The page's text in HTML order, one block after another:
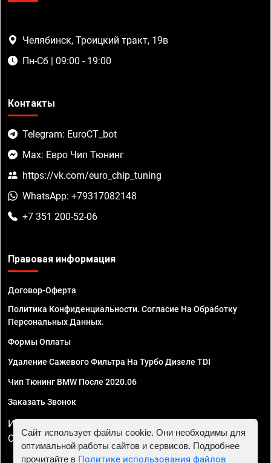
Челябинск, Троицкий тракт, 19в
Пн-Сб | 09:00 - 19:00
Контакты
Telegram: EuroCT_bot
Max: Евро Чип Тюнинг
https://vk.com/euro_chip_tuning
WhatsApp: +79317082148
+7 351 200-52-06
Правовая информация
Договор-Оферта
Политика Конфиденциальности. Согласие На Обработку
Персональных Данных.
Формы Оплаты
Удаление Сажевого Фильтра На Турбо Дизеле TDI
Чип Тюнинг BMW После 2020.06
Заказать Звонок
ИП Смирнов Георгий Павлович. ИНН 781302555843,
ОГРНИП 324470400032610
Сайт использует файлы cookie. Они необходимы для
оптимальной работы сайтов и сервисов. Подробнее
прочитайте в Политике использования файлов